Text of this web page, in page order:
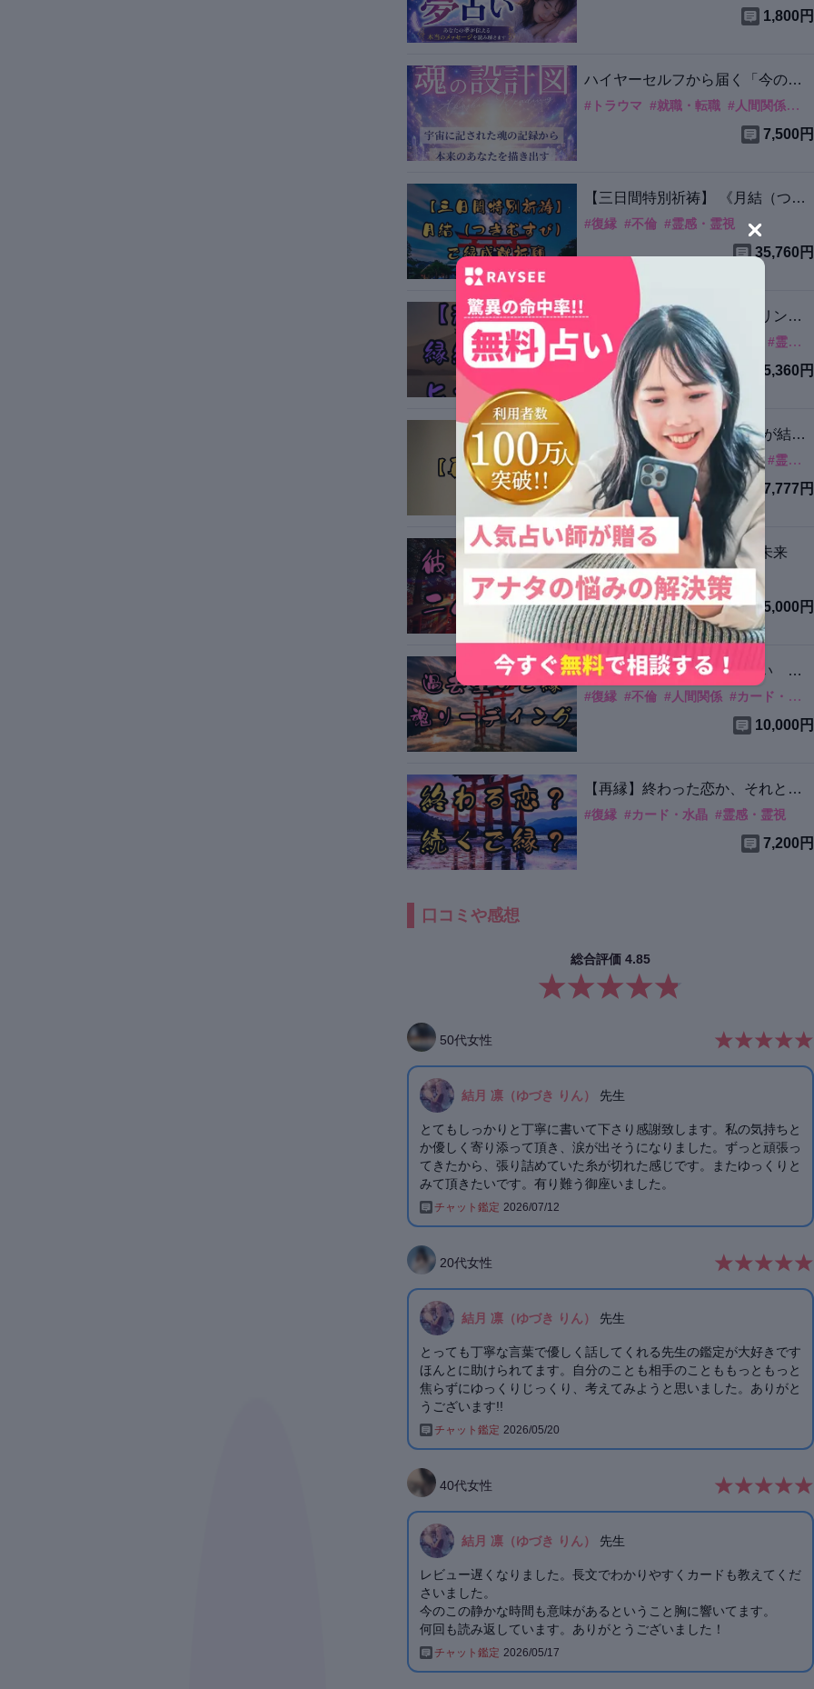
1,800円
ハイヤーセルフから届く「今のあ
なたへの光便り」
#トラウマ #就職・転職 #人間関係 #
7,500円
【三日間特別祈祷】 《月結（つき
むすび）・御縁成就祈願》
#復縁 #不倫 #霊感・霊視
35,760円
【超強力・縁結び成就ヒーリン
グ】～魂のご縁覚醒セッション～
# 復縁 #片想い #カード・水晶 #霊感・霊視
15,360円
【再縁透視】運命の再会/魂が結ぶ
ご縁の真実
#片想い #復縁 #カード・水晶 #霊感・霊視
7,777円
【深層】彼の本音と二人の未来
#片想い #復縁 #霊感・霊視
5,000円
【縁結】過去生からの出逢い 魂
リーディング
#復縁 #不倫 #人間関係 #カード・水晶
10,000円
【再縁】終わった恋か、それとも
まだ続くご縁か。
#復縁 #カード・水晶 #霊感・霊視
7,200円
口コミや感想
総合評価 4.85
50代女性
結月 凛（ゆづき りん） 先生
とてもしっかりと丁寧に書いて下さり感謝致します。私の気持ちと
か優しく寄り添って頂き、涙が出そうになりました。ずっと頑張っ
てきたから、張り詰めていた糸が切れた感じです。またゆっくりと
みて頂きたいです。有り難う御座いました。
チャット鑑定 2026/07/12
20代女性
結月 凛（ゆづき りん） 先生
とっても丁寧な言葉で優しく話してくれる先生の鑑定が大好きです
ほんとに助けられてます。自分のことも相手のことももっともっと
焦らずにゆっくりじっくり、考えてみようと思いました。ありがと
うございます!!
チャット鑑定 2026/05/20
40代女性
結月 凛（ゆづき りん） 先生
レビュー遅くなりました。長文でわかりやすくカードも教えてくだ
さいました。
今のこの静かな時間も意味があるということ胸に響いてます。
チャット鑑定 2026/05/17